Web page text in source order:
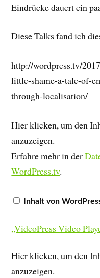
Eindrücke dauert ein
Diese Talks fand ich
http://wordpress.tv/
little-shame-a-tale-of-
through-localisation/
Hier klicken, um den
anzuzeigen.
Erfahre mehr in der
WordPress.tv.
Inhalt von
„VideoPress Video
Hier klicken, um den
anzuzeigen.